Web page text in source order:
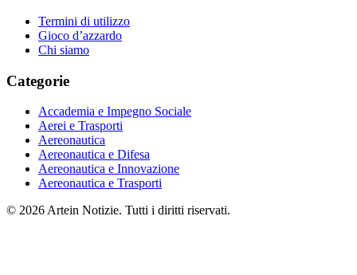
Termini di utilizzo
Gioco d’azzardo
Chi siamo
Categorie
Accademia e Impegno Sociale
Aerei e Trasporti
Aereonautica
Aereonautica e Difesa
Aereonautica e Innovazione
Aereonautica e Trasporti
© 2026 Artein Notizie. Tutti i diritti riservati.